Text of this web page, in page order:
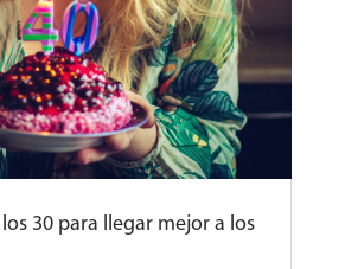
30 para llegar mejor a los